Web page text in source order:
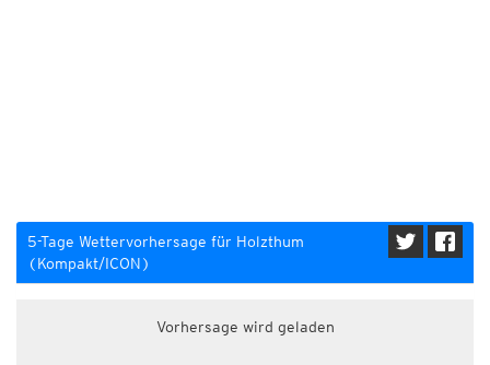
5-Tage Wettervorhersage für Holzthum
(Kompakt/ICON)
Vorhersage wird geladen